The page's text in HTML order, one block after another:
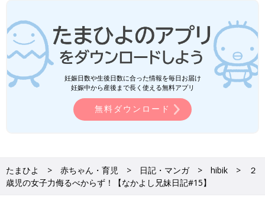
妊娠日数や生後日数に合った情報を毎日お届け
妊娠中から産後まで長く使える無料アプリ
無料ダウンロード
たまひよ 赤ちゃん・育児 日記・マンガ hibik
２
歳児の女子力侮るべからず！【なかよし兄妹日記#15】